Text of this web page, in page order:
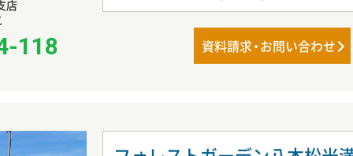
店
118 資料請求・お問い合わせ